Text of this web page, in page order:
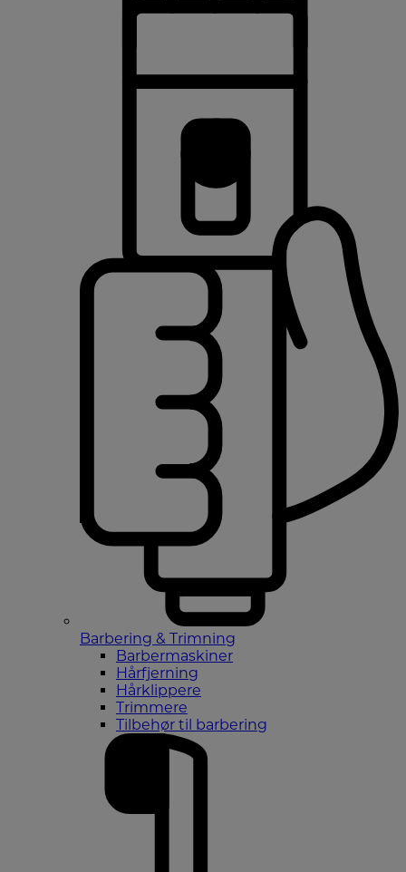
Barbering & Trimning
Barbermaskiner
Hårfjerning
Hårklippere
Trimmere
Tilbehør til barbering